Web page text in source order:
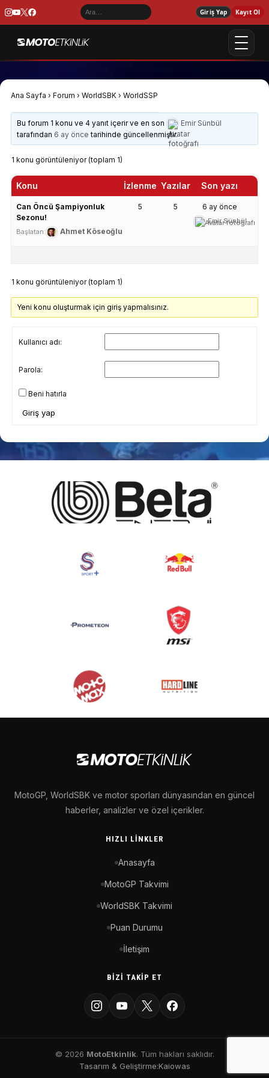
Giriş Yap Kayıt Ol
Ana Sayfa › Forum › WorldSBK › WorldSSP
Bu forum 1 konu ve 4 yanıt içerir ve en son
Emir Sünbül
tarafından 6 ay önce tarihinde güncellenmiştir.
1 konu görüntüleniyor (toplam 1)
Konu İzlenme Yazılar Son yazı
Can Öncü Şampiyonluk
Sezonu!
Başlatan: Ahmet Köseoğlu
5 5 6 ay önce
Emir Sünbül
1 konu görüntüleniyor (toplam 1)
Yeni konu oluşturmak için giriş yapmalısınız.
Kullanıcı adı:
Parola:
Beni hatırla
Giriş yap
MotoGP, WorldSBK ve motor sporları dünyasından en güncel
haberler, analizler ve özel içerikler.
HIZLI LINKLER
Anasayfa
MotoGP Takvimi
WorldSBK Takvimi
Puan Durumu
İletişim
BIZI TAKIP ET
© 2026 MotoEtkinlik. Tüm hakları saklıdır.
Tasarım & Geliştirme:Kaiowas